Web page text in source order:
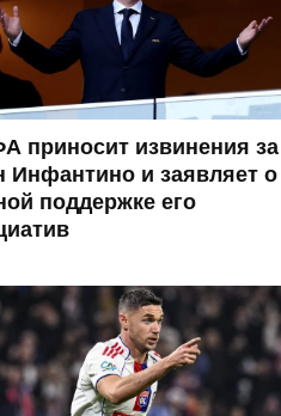
приносит извинения за
Инфантино и заявляет о
поддержке его